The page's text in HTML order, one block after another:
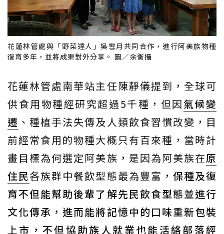
花蓮林管處與「野菜達人」吳雪月共同合作，進行阿美族物種
復育多年，並將成果對外分享。 圖／余衡攝
花蓮林管處南華站主任陳靜儀提到，全球可
供食用物種經研究超過5千種，但因氣候變
遷 、種植手法失傳及人類飲食習慣改變，目
前經常食用的物種大概只有百來種，當時計
畫目標為何選定阿美族，是因為阿美族在原
住民各族群中餐飲型態最為豐富， 保種及復
育不但能幫助後輩了解先民飲食型態並進行
文化傳承，進而能將記憶中的口味重新包裝
上市，不但協助族人就業也能活絡部落經